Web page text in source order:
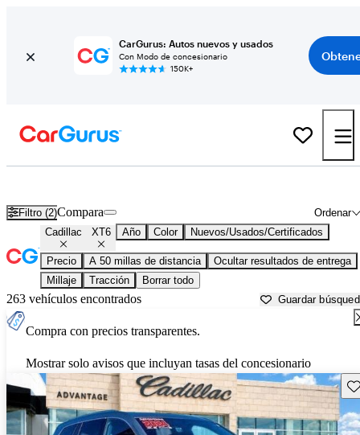
CarGurus: Autos nuevos y usados
Con Modo de concesionario
150K+
Filtro (2) Ordenar
Compara
Cadillac XT6 Año Color Nuevos/Usados/Certificados
Precio A 50 millas de distancia
Ocultar resultados de entrega
Millaje
Tracción Borrar todo
263 vehículos encontrados Guardar
Compra con precios transparentes.
Mostrar solo avisos que incluyan tasas del concesionario